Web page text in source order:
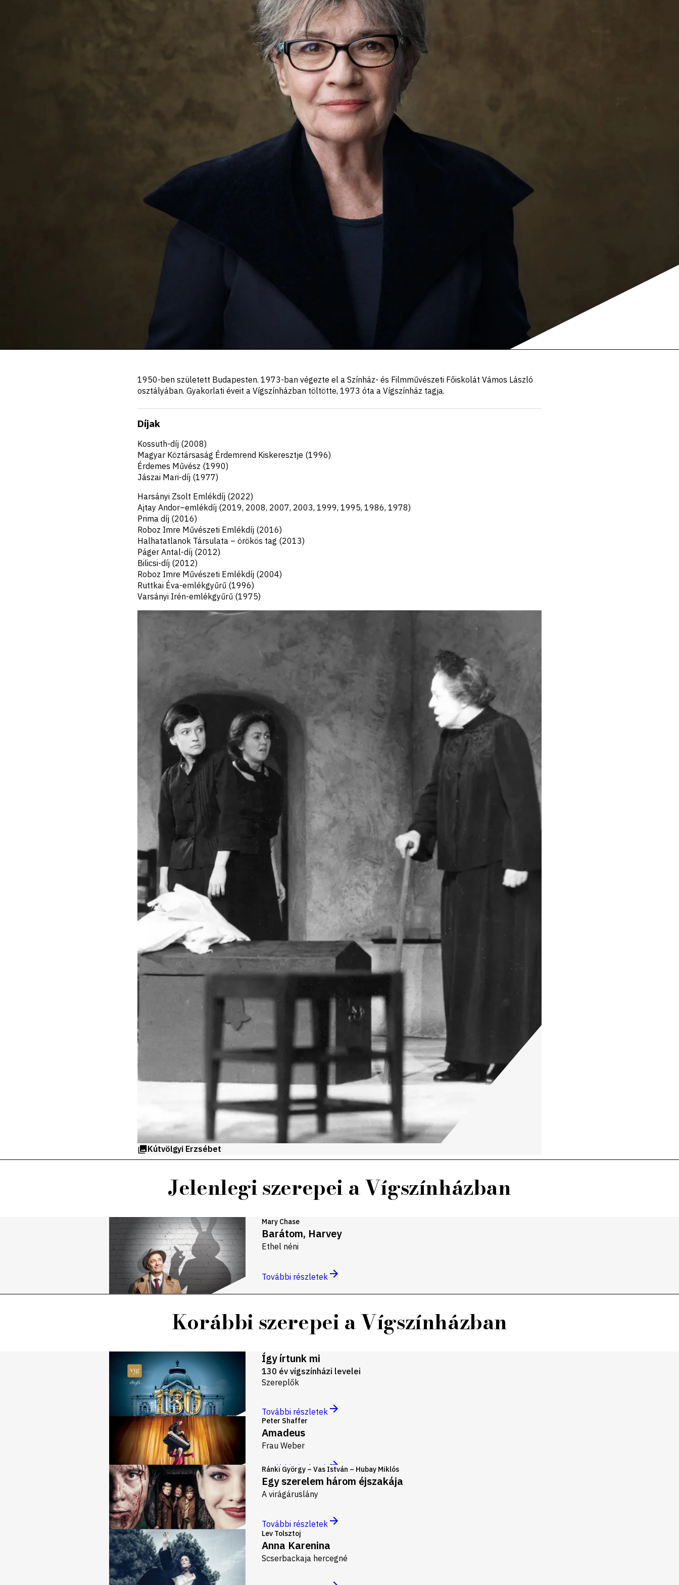
Portré,
leírás
1950-ben született Budapesten. 1973-ban végezte el a Színház- és Filmművészeti Főiskolát Vámos László
osztályában. Gyakorlati éveit a Vígszínházban töltötte, 1973 óta a Vígszínház tagja.
Díjak
Kossuth-díj (2008)
Magyar Köztársaság Érdemrend Kiskeresztje (1996)
Érdemes Művész (1990)
Jászai Mari-díj (1977)
Harsányi Zsolt Emlékdíj (2022)
Ajtay Andor–emlékdíj (2019, 2008, 2007, 2003, 1999, 1995, 1986, 1978)
Prima díj (2016)
Roboz Imre Művészeti Emlékdíj (2016)
Halhatatlanok Társulata – örökös tag (2013)
Páger Antal-díj (2012)
Bilicsi-díj (2012)
Roboz Imre Művészeti Emlékdíj (2004)
Ruttkai Éva-emlékgyűrű (1996)
Varsányi Irén-emlékgyűrű (1975)
Kútvölgyi Erzsébet
Jelenlegi szerepei a Vígszínházban
Mary Chase
Barátom, Harvey
Ethel néni
További részletek
Korábbi szerepei a Vígszínházban
Így írtunk mi
130 év vígszínházi levelei
Szereplők
További részletek
Peter Shaffer
Amadeus
Frau Weber
További részletek
Ránki György – Vas István – Hubay Miklós
Egy szerelem három éjszakája
A virágáruslány
További részletek
Lev Tolsztoj
Anna Karenina
Scserbackaja hercegné